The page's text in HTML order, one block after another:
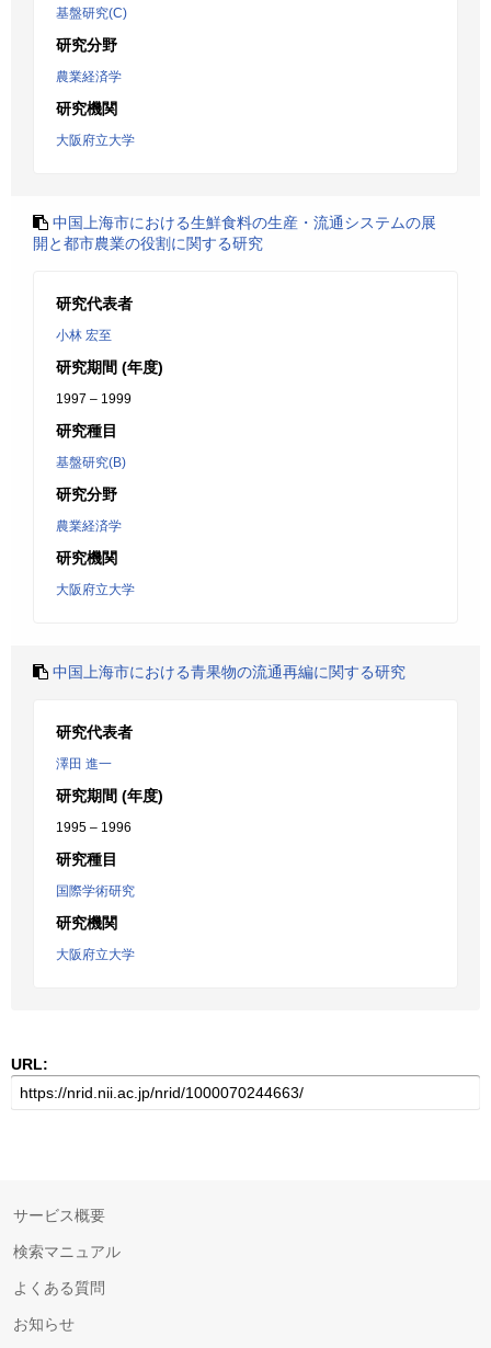
基盤研究(C)
研究分野
農業経済学
研究機関
大阪府立大学
中国上海市における生鮮食料の生産・流通システムの展
開と都市農業の役割に関する研究
研究代表者
小林 宏至
研究期間 (年度)
1997 – 1999
研究種目
基盤研究(B)
研究分野
農業経済学
研究機関
大阪府立大学
中国上海市における青果物の流通再編に関する研究
研究代表者
澤田 進一
研究期間 (年度)
1995 – 1996
研究種目
国際学術研究
研究機関
大阪府立大学
URL:
サービス概要
検索マニュアル
よくある質問
お知らせ